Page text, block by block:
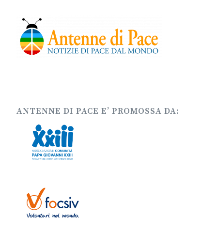
ANTENNE DI PACE E’ PROMOSSA DA: